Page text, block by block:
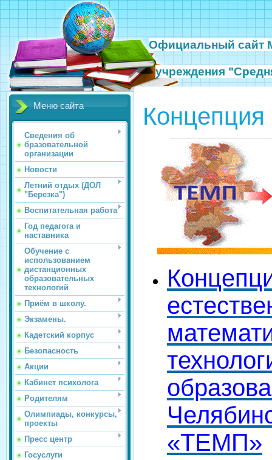
Официальный сайт
учреждения
Меню сайта
Сведения об
бразовательной
организации
Новости
Летний отдых (ДОЛ
"Березка")
Воспитательная работа
Год педагога и
наставника
Обучение с
использованием
дистанционных
образовательных
технологий
Приём в школу.
Экзамены.
Кадетский корпус
Безопасность
Акции
Кабинет психолога
Родителям
Олимпиады, конкурсы,
проекты
Пресс центр
Госуслуги
«ТЕМП»